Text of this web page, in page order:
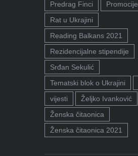
Predrag Finci
Promocije
Rat u Ukrajini
Reading Balkans 2021
Rezidencijalne stipendije
Srđan Sekulić
Tematski blok o Ukrajini
vijesti
Željko Ivanković
Ženska čitaonica
Ženska čitaonica 2021